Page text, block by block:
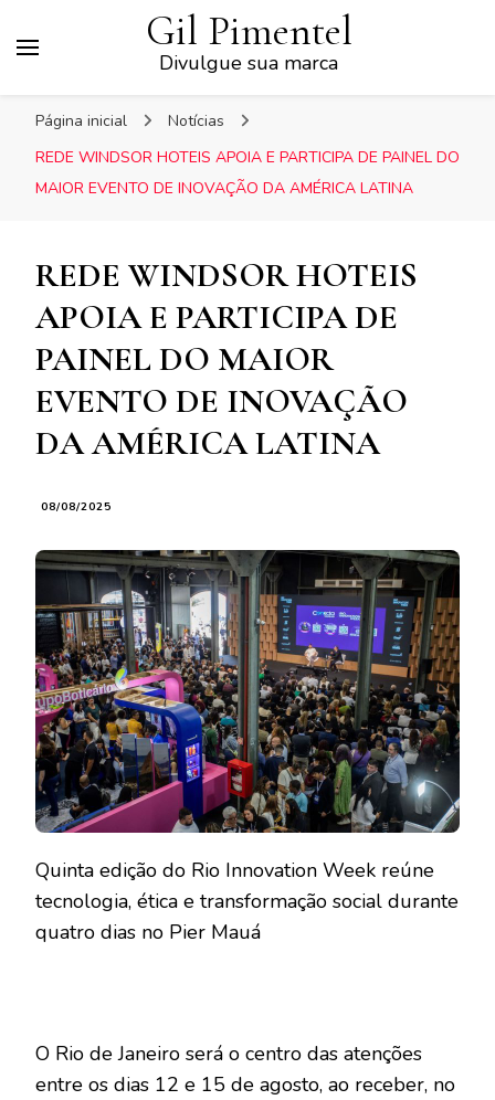
Gil Pimentel
Divulgue sua marca
Página inicial
Notícias
REDE WINDSOR HOTEIS APOIA E PARTICIPA DE PAINEL DO
MAIOR EVENTO DE INOVAÇÃO DA AMÉRICA LATINA
REDE WINDSOR HOTEIS
APOIA E PARTICIPA DE
PAINEL DO MAIOR
EVENTO DE INOVAÇÃO
DA AMÉRICA LATINA
08/08/2025
Quinta edição do Rio Innovation Week reúne
tecnologia, ética e transformação social durante
quatro dias no Pier Mauá
O Rio de Janeiro será o centro das atenções
entre os dias 12 e 15 de agosto, ao receber, no